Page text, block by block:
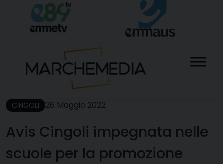
content
CINGOLI 26 Maggio 2022
Avis Cingoli impegnata nelle
scuole per la promozione